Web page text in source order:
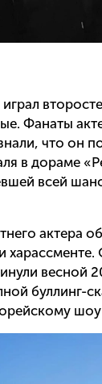
Фанаты
что он
в дораме
всей
актера
харассменте.
весной
буллинг-